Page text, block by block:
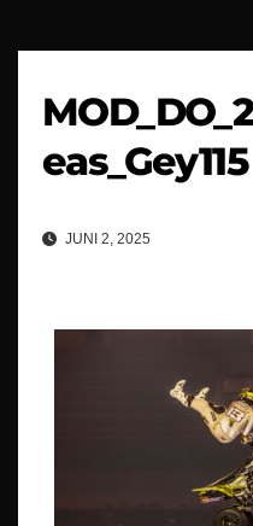
eas_Gey115
JUNI 2, 2025